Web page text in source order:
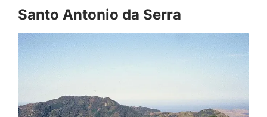
Santo Antonio da Serra